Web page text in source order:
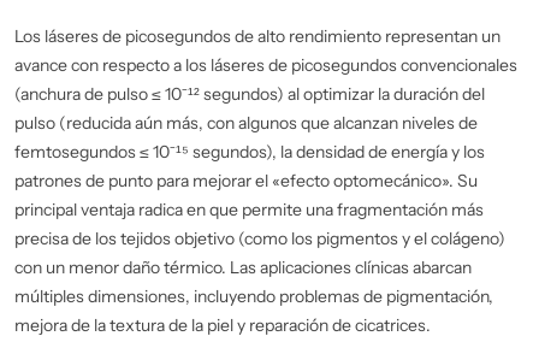
Los láseres de picosegundos de alto rendimiento representan un
avance con respecto a los láseres de picosegundos convencionales
(anchura de pulso ≤ 10⁻¹² segundos) al optimizar la duración del
pulso (reducida aún más, con algunos que alcanzan niveles de
femtosegundos ≤ 10⁻¹⁵ segundos), la densidad de energía y los
patrones de punto para mejorar el «efecto optomecánico». Su
principal ventaja radica en que permite una fragmentación más
precisa de los tejidos objetivo (como los pigmentos y el colágeno)
con un menor daño térmico. Las aplicaciones clínicas abarcan
múltiples dimensiones, incluyendo problemas de pigmentación,
mejora de la textura de la piel y reparación de cicatrices.